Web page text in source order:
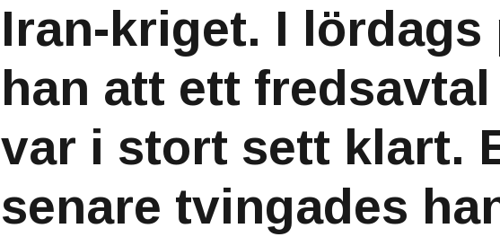
Iran-kriget. I lördags
han att ett
var i stort sett klart.
senare tvingades